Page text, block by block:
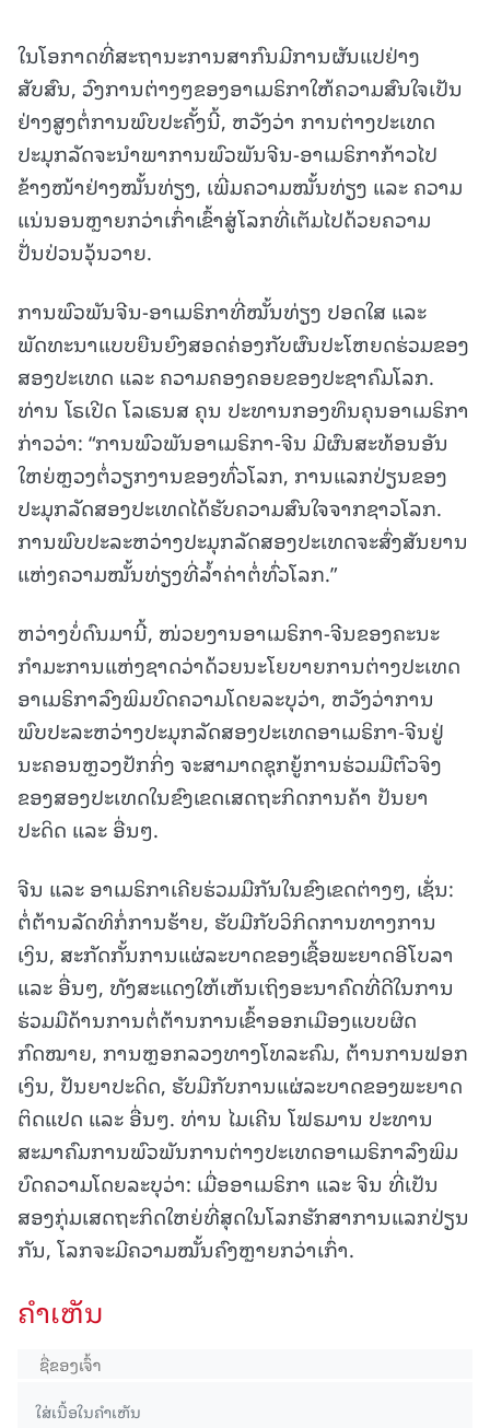
ໃນໂອກາດທີ່ສະຖານະການສາກົນມີການຜັນແປຢ່າງ
ສັບສົນ, ວົງການຕ່າງໆຂອງອາເມຣິກາໃຫ້ຄວາມສົນໃຈເປັນ
ຢ່າງສູງຕໍ່ການພົບປະຄັ້ງນີ້, ຫວັງວ່າ ການຕ່າງປະເທດ
ປະມຸກລັດຈະນຳພາການພົວພັນຈີນ-ອາເມຣິກາກ້າວໄປ
ຂ້າງໜ້າຢ່າງໝັ້ນທ່ຽງ, ເພີ່ມຄວາມໝັ້ນທ່ຽງ ແລະ ຄວາມ
ແນ່ນອນຫຼາຍກວ່າເກົ່າເຂົ້າສູ່ໂລກທີ່ເຕັມໄປດ້ວຍຄວາມ
ປັ່ນປ່ວນວຸ້ນວາຍ.
ການພົວພັນຈີນ-ອາເມຣິກາທີ່ໝັ້ນທ່ຽງ ປອດໃສ ແລະ
ພັດທະນາແບບຍືນຍົງສອດຄ່ອງກັບຜົນປະໂຫຍດຮ່ວມຂອງ
ສອງປະເທດ ແລະ ຄວາມຄອງຄອຍຂອງປະຊາຄົມໂລກ.
ທ່ານ ໂຣເປີດ ໂລເຣນສ ຄຸນ ປະທານກອງທຶນຄຸນອາເມຣິກາ
ກ່າວວ່າ: “ການພົວພັນອາເມຣິກາ-ຈີນ ມີຜົນສະທ້ອນອັນ
ໃຫຍ່ຫຼວງຕໍ່ວຽກງານຂອງທົ່ວໂລກ, ການແລກປ່ຽນຂອງ
ປະມຸກລັດສອງປະເທດໄດ້ຮັບຄວາມສົນໃຈຈາກຊາວໂລກ.
ການພົບປະລະຫວ່າງປະມຸກລັດສອງປະເທດຈະສົ່ງສັນຍານ
ແຫ່ງຄວາມໝັ້ນທ່ຽງທີ່ລ້ຳຄ່າຕໍ່ທົ່ວໂລກ.”
ຫວ່າງບໍ່ດົນມານີ້, ໜ່ວຍງານອາເມຣິກາ-ຈີນຂອງຄະນະ
ກຳມະການແຫ່ງຊາດວ່າດ້ວຍນະໂຍບາຍການຕ່າງປະເທດ
ອາເມຣິກາລົງພິມບົດຄວາມໂດຍລະບຸວ່າ, ຫວັງວ່າການ
ພົບປະລະຫວ່າງປະມຸກລັດສອງປະເທດອາເມຣິກາ-ຈີນຢູ່
ນະຄອນຫຼວງປັກກິ່ງ ຈະສາມາດຊຸກຍູ້ການຮ່ວມມືຕົວຈິງ
ຂອງສອງປະເທດໃນຂົງເຂດເສດຖະກິດການຄ້າ ປັນຍາ
ປະດິດ ແລະ ອື່ນໆ.
ຈີນ ແລະ ອາເມຣິກາເຄີຍຮ່ວມມືກັນໃນຂົງເຂດຕ່າງໆ, ເຊັ່ນ:
ຕໍ່ຕ້ານລັດທິກໍ່ການຮ້າຍ, ຮັບມືກັບວິກິດການທາງການ
ເງິນ, ສະກັດກັ້ນການແຜ່ລະບາດຂອງເຊື້ອພະຍາດອີໂບລາ
ແລະ ອື່ນໆ, ທັງສະແດງໃຫ້ເຫັນເຖິງອະນາຄົດທີ່ດີໃນການ
ຮ່ວມມືດ້ານການຕໍ່ຕ້ານການເຂົ້າອອກເມືອງແບບຜິດ
ກົດໝາຍ, ການຫຼອກລວງທາງໂທລະຄົມ, ຕ້ານການຟອກ
ເງິນ, ປັນຍາປະດິດ, ຮັບມືກັບການແຜ່ລະບາດຂອງພະຍາດ
ຕິດແປດ ແລະ ອື່ນໆ. ທ່ານ ໄມເຄີນ ໂຟຣມານ ປະທານ
ສະມາຄົມການພົວພັນການຕ່າງປະເທດອາເມຣິກາລົງພິມ
ບົດຄວາມໂດຍລະບຸວ່າ: ເມື່ອອາເມຣິກາ ແລະ ຈີນ ທີ່ເປັນ
ສອງກຸ່ມເສດຖະກິດໃຫຍ່ທີ່ສຸດໃນໂລກຮັກສາການແລກປ່ຽນ
ກັນ, ໂລກຈະມີຄວາມໝັ້ນຄົງຫຼາຍກວ່າເກົ່າ.
ຄໍາເຫັນ